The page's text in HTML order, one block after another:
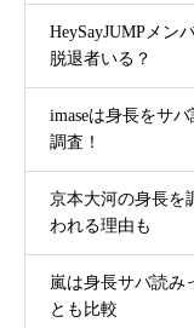
HeySayJUMPメン
脱退者いる？
imaseは身長をサ
調査！
京本大河の身長を
われる理由も
嵐は身長サバ読み
とも比較